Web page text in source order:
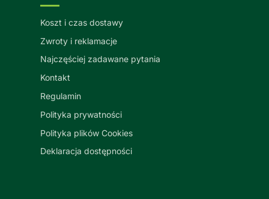
Koszt i czas dostawy
Zwroty i reklamacje
Najczęściej zadawane pytania
Kontakt
Regulamin
Polityka prywatności
Polityka plików Cookies
Deklaracja dostępności